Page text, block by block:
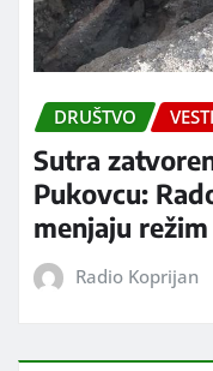
DRUŠTVO VESTI
Sutra
Pukovcu:
menjaju
Radio Koprijan